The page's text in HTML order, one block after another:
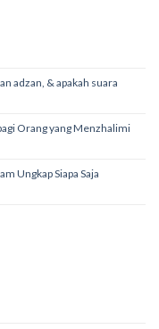
adzan, & apakah suara
Orang yang Menzhalimi
Ungkap Siapa Saja